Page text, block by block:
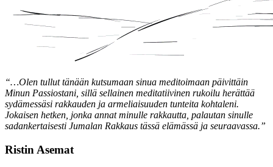
“…Olen tullut tänään kutsumaan sinua meditoimaan päivittäin
Minun Passiostani, sillä sellainen meditatiivinen rukoilu herättää
sydämessäsi rakkauden ja armeliaisuuden tunteita kohtaleni.
Jokaisen hetken, jonka annat minulle rakkautta, palautan sinulle
sadankertaisesti Jumalan Rakkaus tässä elämässä ja seuraavassa.”
Ristin Asemat